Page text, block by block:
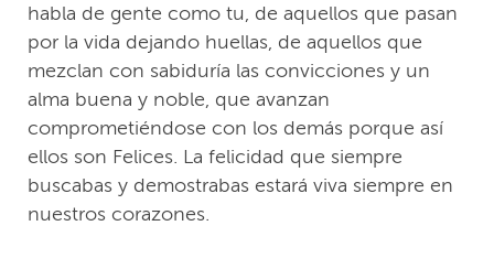
habla de gente como tu, de aquellos que pasan
por la vida dejando huellas, de aquellos que
mezclan con sabiduría las convicciones y un
alma buena y noble, que avanzan
comprometiéndose con los demás porque así
ellos son Felices. La felicidad que siempre
buscabas y demostrabas estará viva siempre en
nuestros corazones.